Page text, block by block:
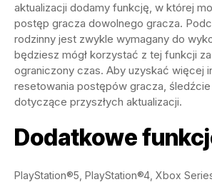
aktualizacji dodamy funkcję, w której
postęp gracza dowolnego gracza.
rodzinny jest zwykle wymagany do
będziesz mógł korzystać z tej funkcji
ograniczony czas. Aby uzyskać więcej
resetowania postępów gracza, śledźcie
dotyczące przyszłych aktualizacji.
Dodatkowe
PlayStation®5, PlayStation®4, Xbox